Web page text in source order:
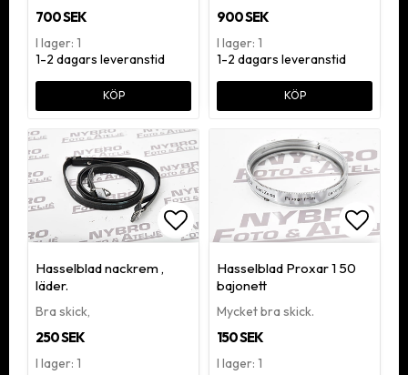
700 SEK
I lager: 1
1-2 dagars leveranstid
KÖP
900 SEK
I lager: 1
1-2 dagars leveranstid
KÖP
Hasselblad nackrem ,
läder.
Bra skick,
250 SEK
I lager: 1
Hasselblad Proxar 1 50
bajonett
Mycket bra skick.
150 SEK
I lager: 1